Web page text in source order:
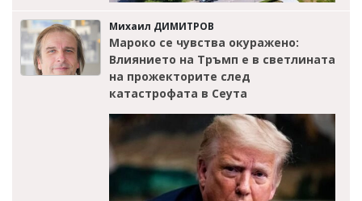
Михаил ДИМИТРОВ
Мароко се чувства окуражено:
Влиянието на Тръмп е в светлината
на прожекторите след
катастрофата в Сеута